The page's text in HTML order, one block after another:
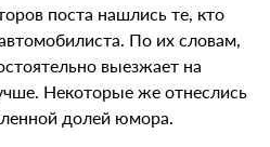
поста нашлись те, кто
По их словам,
выезжает на
Некоторые же отнеслись
долей юмора.